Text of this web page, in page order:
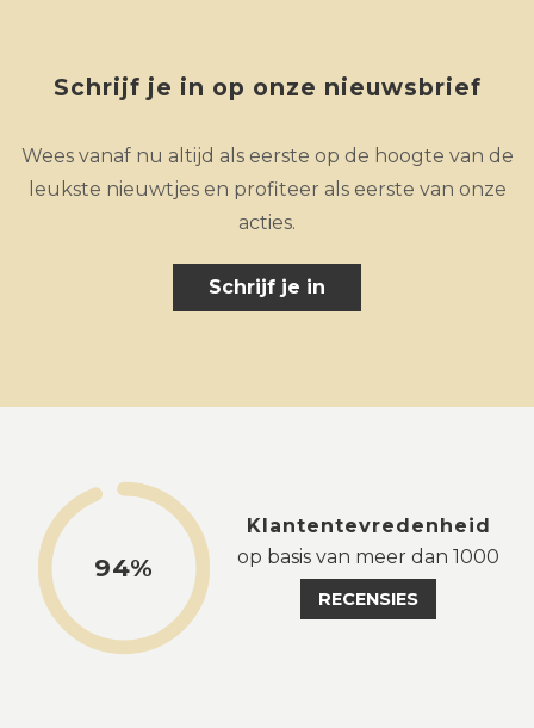
Schrijf je in op onze nieuwsbrief
Wees vanaf nu altijd als eerste op de hoogte van de
leukste nieuwtjes en profiteer als eerste van onze
acties.
Schrijf je in
94%
Klantentevredenheid
op basis van meer dan 1000
RECENSIES